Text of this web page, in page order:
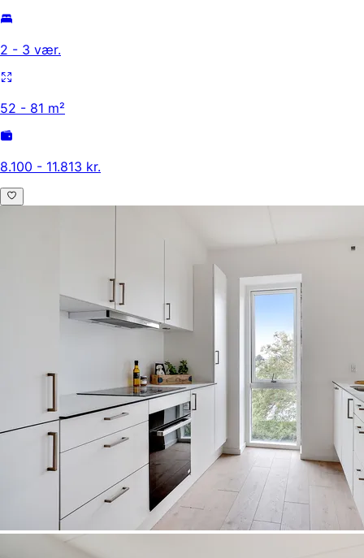
2 - 3 vær.
52 - 81 m²
8.100 - 11.813 kr.